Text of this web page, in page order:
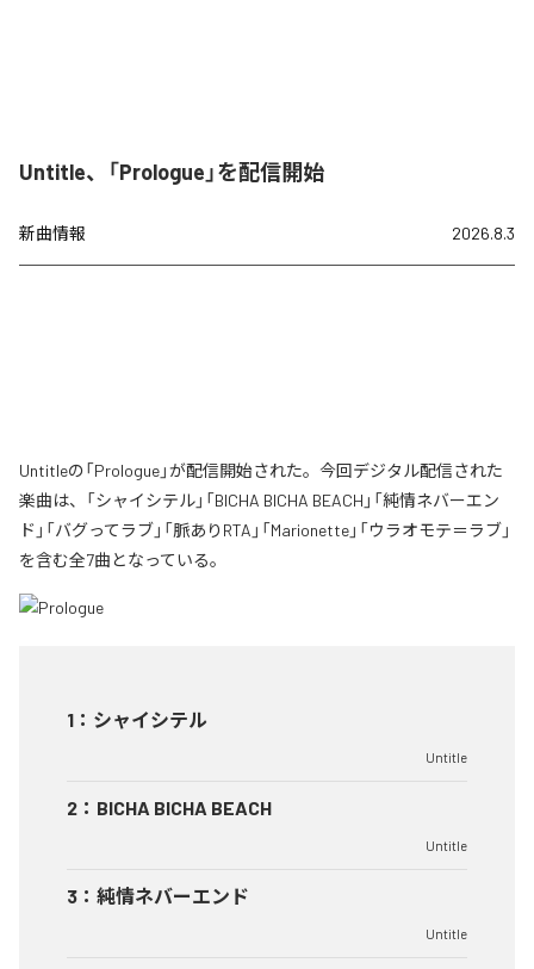
Untitle、「Prologue」を配信開始
新曲情報 2026.8.3
Untitleの「Prologue」が配信開始された。今回デジタル配信された
楽曲は、「シャイシテル」「BICHA BICHA BEACH」「純情ネバーエン
ド」「バグってラブ」「脈ありRTA」「Marionette」「ウラオモテ＝ラブ」
を含む全7曲となっている。
1 ： シャイシテル
Untitle
2 ： BICHA BICHA BEACH
Untitle
3 ： 純情ネバーエンド
Untitle